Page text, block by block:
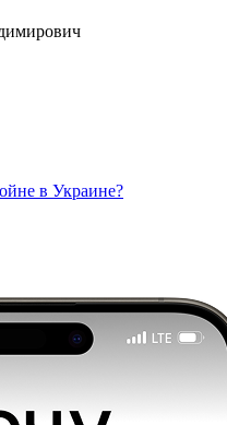
в Украине?